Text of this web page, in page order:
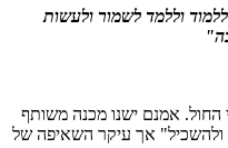
וללמד לשמור ולעשות
החול. אמנם ישנו מכנה משותף
ולהשכיל" אך עיקר השאיפה של